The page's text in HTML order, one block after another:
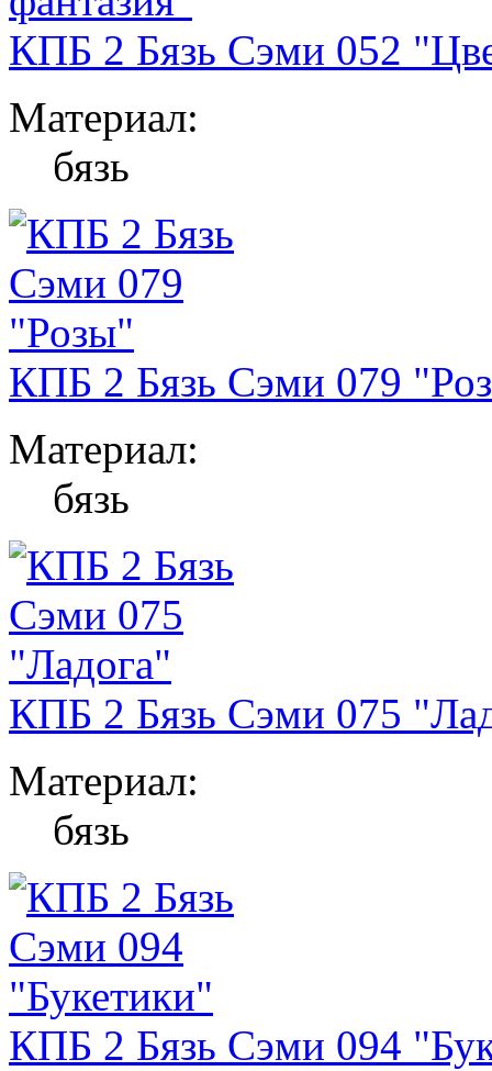
КПБ 2 Бязь Сэми 052
Материал:
бязь
КПБ 2 Бязь Сэми 079
Материал:
бязь
КПБ 2 Бязь Сэми 075
Материал:
бязь
КПБ 2 Бязь Сэми 094